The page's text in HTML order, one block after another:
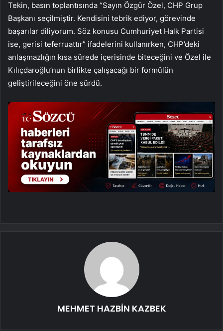
Tekin, basın toplantısında “Sayın Özgür Özel, CHP Grup
Başkanı seçilmiştir. Kendisini tebrik ediyor, görevinde
başarılar diliyorum. Söz konusu Cumhuriyet Halk Partisi
ise, gerisi teferruattır” ifadelerini kullanırken, CHP’deki
anlaşmazlığın kısa sürede içerisinde biteceğini ve Özel ile
Kılıçdaroğlu’nun birlikte çalışacağı bir formülün
geliştirileceğini öne sürdü.
MEHMET HAZBİN KAZBEK